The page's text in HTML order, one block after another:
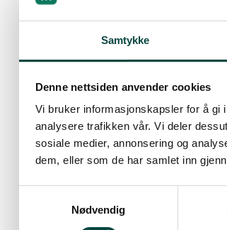
Samtykke
Denne nettsiden anvender cookies
Vi bruker informasjonskapsler for å gi
analysere trafikken vår. Vi deler
sosiale medier, annonsering og
dem, eller som de har samlet inn
Nødvendig